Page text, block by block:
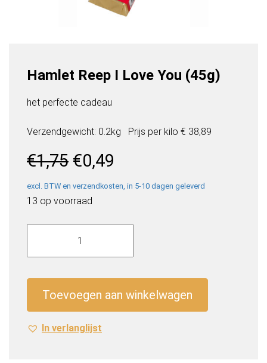
Hamlet Reep I Love You (45g)
het perfecte cadeau
Verzendgewicht: 0.2kg Prijs per kilo € 38,89
€1,75 Oorspronkelijke
prijs
was:
€1,75.
€0,49
is:
excl. BTW en verzendkosten, in 5-10 dagen geleverd
13 op voorraad
Hamlet
I
(45g)
aantal
Toevoegen aan winkelwagen
In verlanglijst